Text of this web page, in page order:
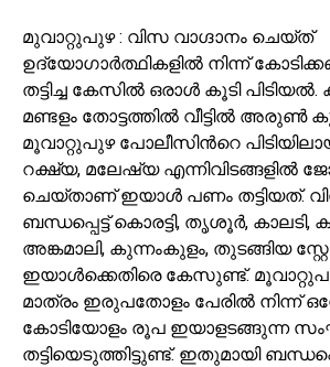
മുവാറ്റുപുഴ : വിസ വാഗ്ദാനം ചെയ്ത്
ഉദ്യോഗാർത്ഥികളിൽ നിന്ന്
തട്ടിച്ച കേസിൽ ഒരാൾ കൂടി
മണ്ടളം തോട്ടത്തിൽ വീട്ടിൽ
മൂവാറ്റുപുഴ പോലീസിന്‍റെ
റക്ഷ്യ, മലേഷ്യ എന്നിവിടങ്ങളിൽ
ചെയ്താണ് ഇയാൾ പണം തട്ടിയത്.
ബന്ധപ്പെട്ട് കൊരട്ടി, തൃശൂർ, കാലടി,
അങ്കമാലി, കുന്നംകുളം, തുടങ്ങിയ
ഇയാൾക്കെതിരെ കേസുണ്ട്.
മാത്രം ഇരുപതോളം പേരിൽ നിന്ന്
കോടിയോളം രൂപ ഇയാളടങ്ങുന്ന
തട്ടിയെടുത്തിട്ടുണ്ട്. ഇതുമായി